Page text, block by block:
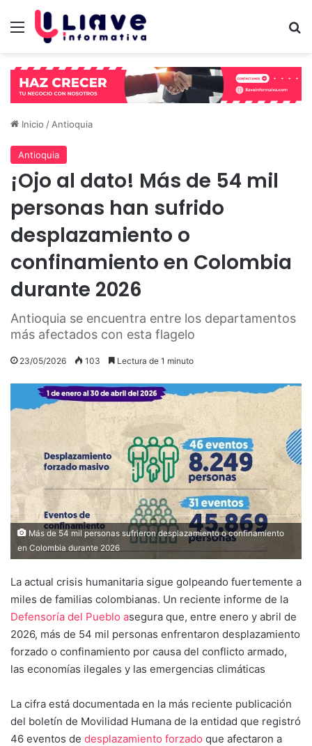
Menú
Inicio / Antioquia
Antioquia
¡Ojo al dato! Más de 54 mil
personas han sufrido
desplazamiento o
confinamiento en Colombia
durante 2026
Antioquia se encuentra entre los departamentos
más afectados con esta flagelo
23/05/2026 103 Lectura de 1 minuto
Más de 54 mil personas sufrieron desplazamiento o confinamiento
en Colombia durante 2026
La actual crisis humanitaria sigue golpeando fuertemente a
miles de familias colombianas. Un reciente informe de la
Defensoría del Pueblo asegura que, entre enero y abril de
2026, más de 54 mil personas enfrentaron desplazamiento
forzado o confinamiento por causa del conflicto armado,
las economías ilegales y las emergencias climáticas
La cifra está documentada en la más reciente publicación
del boletín de Movilidad Humana de la entidad que registró
46 eventos de desplazamiento forzado que afectaron a